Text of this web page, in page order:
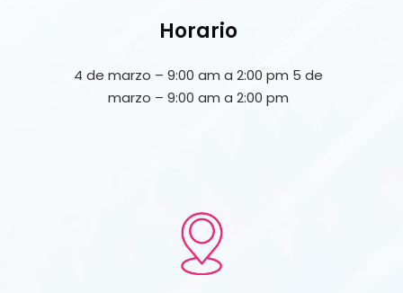
Horario
4 de marzo – 9:00 am a 2:00 pm 5 de
marzo – 9:00 am a 2:00 pm